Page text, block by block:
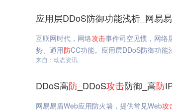
应用层DDoS防御功能浅析_网易
互联网时代，网络攻击事件司空见惯，网络
势、通用防CC功能。应用层DDoS防御功能
来自：动态资讯
DDoS高防 _DDoS攻击防御_高防
网易易盾Web应用防火墙，提供常见Web攻